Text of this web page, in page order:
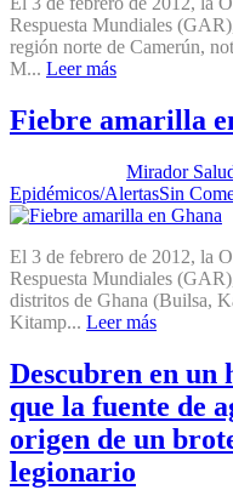
Respuesta Mundiales
región norte de Camerún,
M... Leer más
Fiebre amarilla
Mirador
Epidémicos/AlertasSin
El 3 de febrero de 2012, la
Respuesta Mundiales
distritos de Ghana (Builsa,
Kitamp... Leer más
Descubren en un
que la fuente de
origen de un
legionario